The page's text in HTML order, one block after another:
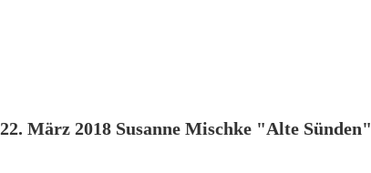
22. März 2018 Susanne Mischke "Alte Sünden"